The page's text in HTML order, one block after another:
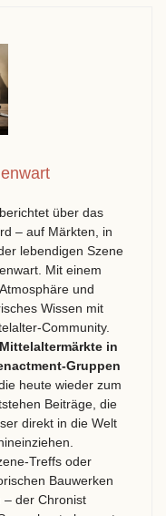
über das
– auf Märkten, in
lebendigen Szene
Mit einem
und
Wissen mit
Community.
Mittelaltermärkte in
Gruppen
heute wieder zum
Beiträge, die
direkt in die Welt
Treffs oder
Bauwerken
– der Chronist